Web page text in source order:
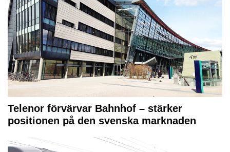
Telenor förvärvar Bahnhof – stärker
positionen på den svenska marknaden